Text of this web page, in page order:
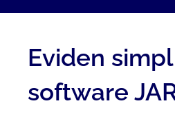
Eviden
software